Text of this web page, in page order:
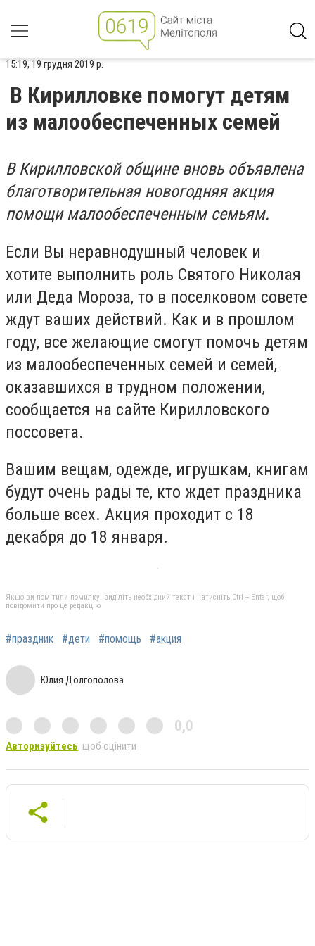
15:19, 19 грудня 2019 р.
В Кирилловке помогут детям
из малообеспеченных семей
В Кирилловской общине вновь объявлена
благотворительная новогодняя акция
помощи малообеспеченным семьям.
Если Вы неравнодушный человек и
хотите выполнить роль Святого Николая
или Деда Мороза, то в поселковом совете
ждут ваших действий. Как и в прошлом
году, все желающие смогут помочь детям
из малообеспеченных семей и семей,
оказавшихся в трудном положении,
сообщается на сайте Кирилловского
поссовета.
Вашим вещам, одежде, игрушкам, книгам
будут очень рады те, кто ждет праздника
больше всех. Акция проходит с 18
декабря до 18 января.
Якщо ви помітили помилку, виділіть необхідний текст і натисніть Ctrl + Enter, щоб
повідомити про це редакцію
#праздник #дети #помощь #акция
Юлия Долгополова
0,0
Авторизуйтесь, щоб оцінити